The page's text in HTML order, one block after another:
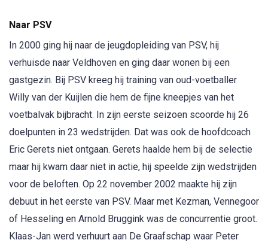
Naar PSV
In 2000 ging hij naar de jeugdopleiding van PSV, hij
verhuisde naar Veldhoven en ging daar wonen bij een
gastgezin. Bij PSV kreeg hij training van oud-voetballer
Willy van der Kuijlen die hem de fijne kneepjes van het
voetbalvak bijbracht. In zijn eerste seizoen scoorde hij 26
doelpunten in 23 wedstrijden. Dat was ook de hoofdcoach
Eric Gerets niet ontgaan. Gerets haalde hem bij de selectie
maar hij kwam daar niet in actie, hij speelde zijn wedstrijden
voor de beloften. Op 22 november 2002 maakte hij zijn
debuut in het eerste van PSV. Maar met Kezman, Vennegoor
of Hesseling en Arnold Bruggink was de concurrentie groot.
Klaas-Jan werd verhuurt aan De Graafschap waar Peter